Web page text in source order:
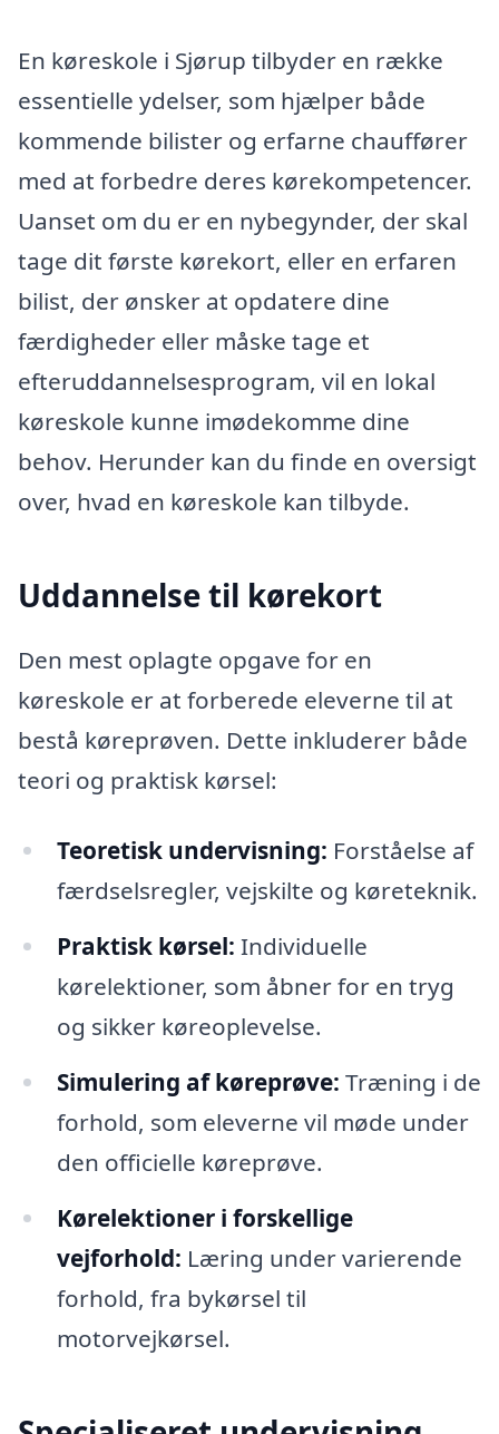
En køreskole i Sjørup tilbyder en række
essentielle ydelser, som hjælper både
kommende bilister og erfarne chauffører
med at forbedre deres kørekompetencer.
Uanset om du er en nybegynder, der skal
tage dit første kørekort, eller en erfaren
bilist, der ønsker at opdatere dine
færdigheder eller måske tage et
efteruddannelsesprogram, vil en lokal
køreskole kunne imødekomme dine
behov. Herunder kan du finde en oversigt
over, hvad en køreskole kan tilbyde.
Uddannelse til kørekort
Den mest oplagte opgave for en
køreskole er at forberede eleverne til at
bestå køreprøven. Dette inkluderer både
teori og praktisk kørsel:
Teoretisk undervisning: Forståelse af
færdselsregler, vejskilte og køreteknik.
Praktisk kørsel: Individuelle
kørelektioner, som åbner for en tryg
og sikker køreoplevelse.
Simulering af køreprøve: Træning i de
forhold, som eleverne vil møde under
den officielle køreprøve.
Kørelektioner i forskellige
vejforhold: Læring under varierende
forhold, fra bykørsel til
motorvejkørsel.